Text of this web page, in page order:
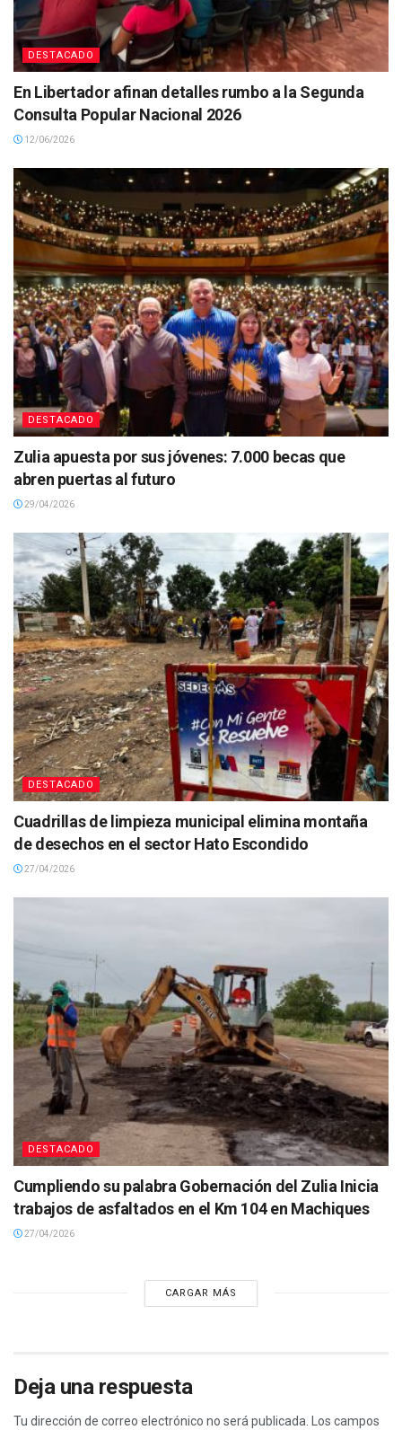
DESTACADO
En Libertador afinan detalles rumbo a la Segunda
Consulta Popular Nacional 2026
12/06/2026
DESTACADO
Zulia apuesta por sus jóvenes: 7.000 becas que
abren puertas al futuro
29/04/2026
DESTACADO
Cuadrillas de limpieza municipal elimina montaña
de desechos en el sector Hato Escondido
27/04/2026
DESTACADO
Cumpliendo su palabra Gobernación del Zulia Inicia
trabajos de asfaltados en el Km 104 en Machiques
27/04/2026
CARGAR MÁS
Deja una respuesta
Tu dirección de correo electrónico no será publicada. Los campos